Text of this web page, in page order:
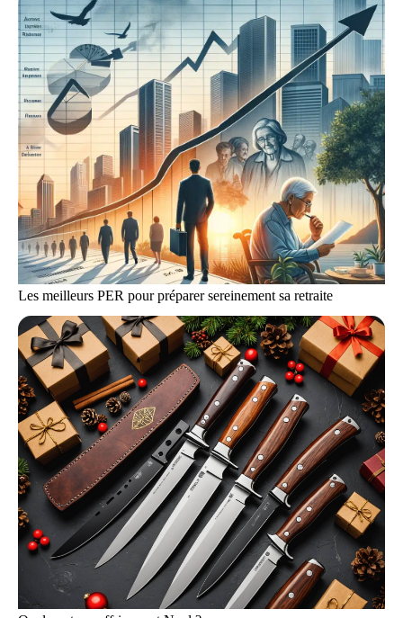
Les meilleurs PER pour préparer sereinement sa retraite